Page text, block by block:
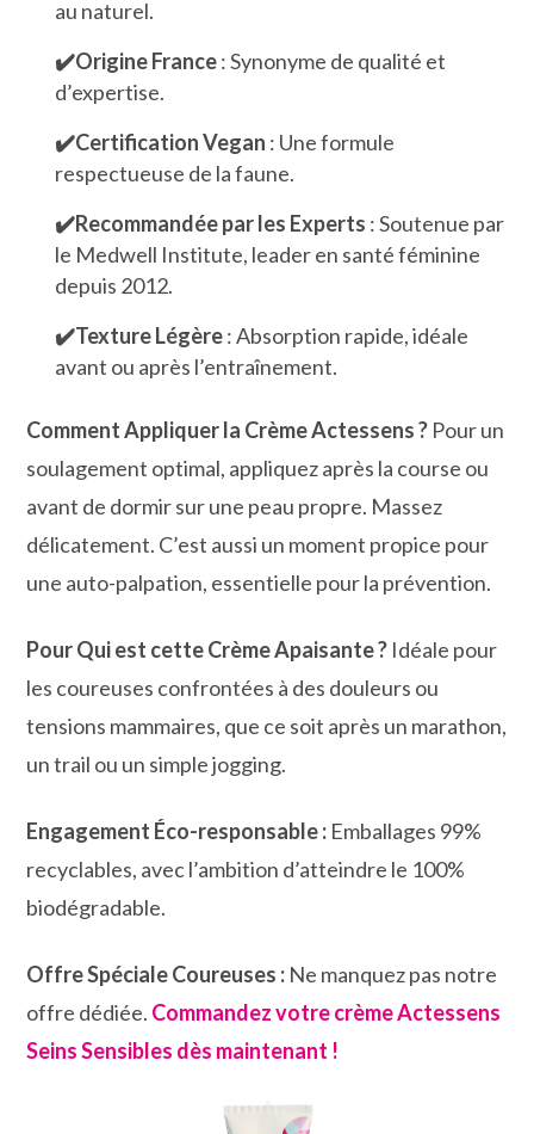
au naturel.
✔️Origine France: Synonyme de qualité et
d’expertise.
✔️Certification Vegan : Une formule
respectueuse de la faune.
✔️Recommandée par les Experts : Soutenue par
le Medwell Institute, leader en santé féminine
depuis 2012.
✔️Texture Légère: Absorption rapide, idéale
avant ou après l’entraînement.
Comment Appliquer la Crème Actessens ? Pour un
soulagement optimal, appliquez après la course ou
avant de dormir sur une peau propre. Massez
délicatement. C’est aussi un moment propice pour
une auto-palpation, essentielle pour la prévention.
Pour Qui est cette Crème Apaisante ? Idéale pour
les coureuses confrontées à des douleurs ou
tensions mammaires, que ce soit après un marathon,
un trail ou un simple jogging.
Engagement Éco-responsable : Emballages 99%
recyclables, avec l’ambition d’atteindre le 100%
biodégradable.
Offre Spéciale Coureuses : Ne manquez pas notre
offre dédiée. Commandez votre crème Actessens
Seins Sensibles dès maintenant !